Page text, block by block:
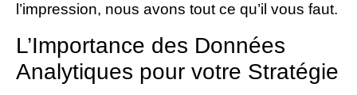
l’impression, nous avons tout ce qu’il vous faut.
L’Importance des Données
Analytiques pour votre Stratégie